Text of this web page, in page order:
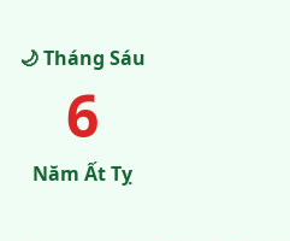
🌙 Tháng Sáu
6
Năm Ất Tỵ